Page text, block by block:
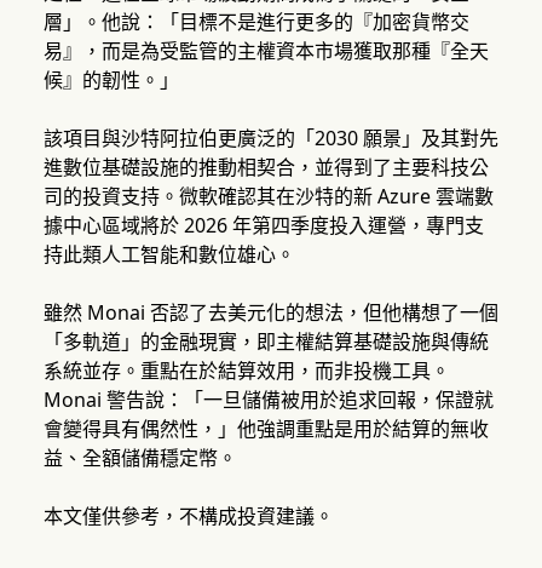
層」。他說：「目標不是進行更多的『加密貨幣交
易』，而是為受監管的主權資本市場獲取那種『全天
候』的韌性。」
該項目與沙特阿拉伯更廣泛的「2030 願景」及其對先
進數位基礎設施的推動相契合，並得到了主要科技公
司的投資支持。微軟確認其在沙特的新 Azure 雲端數
據中心區域將於 2026 年第四季度投入運營，專門支
持此類人工智能和數位雄心。
雖然 Monai 否認了去美元化的想法，但他構想了一個
「多軌道」的金融現實，即主權結算基礎設施與傳統
系統並存。重點在於結算效用，而非投機工具。
Monai 警告說：「一旦儲備被用於追求回報，保證就
會變得具有偶然性，」他強調重點是用於結算的無收
益、全額儲備穩定幣。
本文僅供參考，不構成投資建議。